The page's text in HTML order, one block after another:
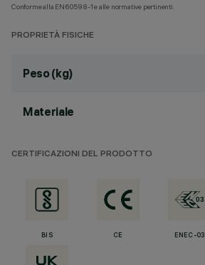
Conforme alla EN60598-1 e alle normative pertinenti.
PROPRIETÀ FISICHE
Peso (kg)
Materiale
CERTIFICAZIONI DEL PRODOTTO
BIS CE ENEC-03